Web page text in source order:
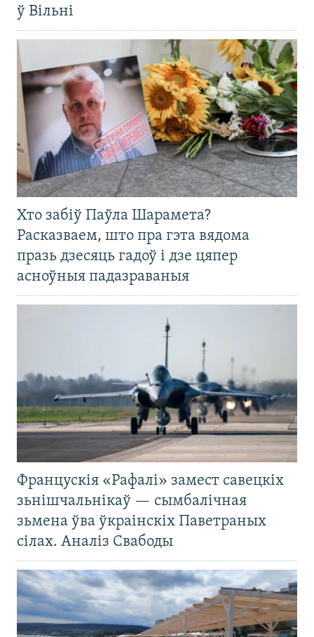
ў Вільні
Хто забіў Паўла Шарамета?
Расказваем, што пра гэта вядома
празь дзесяць гадоў і дзе цяпер
асноўныя падазраваныя
Францускія «Рафалі» замест савецкіх
зьнішчальнікаў — сымбалічная
зьмена ўва ўкраінскіх Паветраных
сілах. Аналіз Свабоды